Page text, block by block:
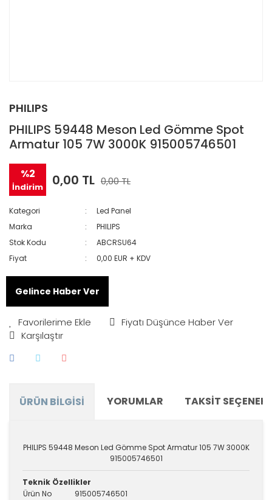
PHILIPS
PHILIPS 59448 Meson Led Gömme Spot
Armatur 105 7W 3000K 915005746501
%2
İndirim 0,00 TL 0,00 TL
Kategori
Led Panel
Marka
PHILIPS
Stok Kodu
ABCRSU64
Fiyat
0,00 EUR + KDV
Gelince Haber Ver
Fiyatı Düşünce Haber Ver
Karşılaştır
ÜRÜN BILGISI YORUMLAR TAKSIT
PHILIPS 59448 Meson Led Gömme Spot Armatur 105 7W 3000K
915005746501
Teknik Özellikler
Ürün No
915005746501